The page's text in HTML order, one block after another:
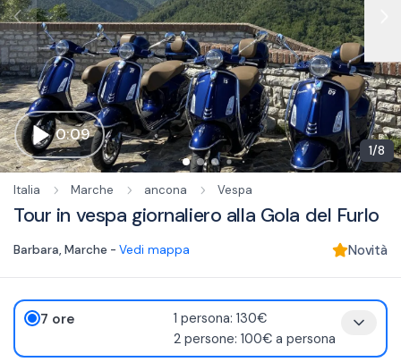
0:09
1/8
Italia Marche ancona Vespa
Tour in vespa giornaliero alla Gola del Furlo
Barbara, Marche - Vedi mappa Novità
7 ore
1 persona: 130€
2 persone: 100€ a persona